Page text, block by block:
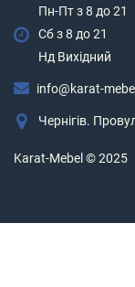
Пн-Пт з 8 до 21
Сб з 8 до 21
Нд Вихідний
info@karat-
Чернігів.
Karat-Mebel © 2025